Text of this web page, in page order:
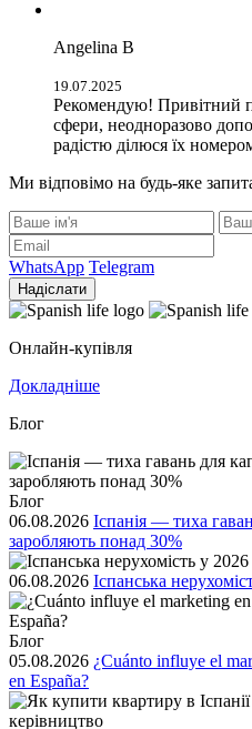
Angelina B
19.07.2025
Рекомендую! Привітний
сфери, неодноразово
радістю ділюся їх
Ми відповімо на будь-яке
WhatsApp Telegram
Надіслати
Онлайн-купівля
Докладніше
Блог
Блог
06.08.2026 Іспанія — тиха
заробляють понад 30%
06.08.2026 Іспанська
Блог
05.08.2026 ¿Cuánto influye el
en España?